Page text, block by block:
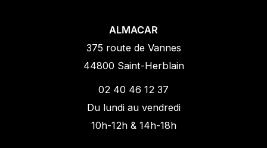
ALMACAR
375 route de Vannes
44800 Saint-Herblain
02 40 46 12 37
Du lundi au vendredi
10h-12h & 14h-18h